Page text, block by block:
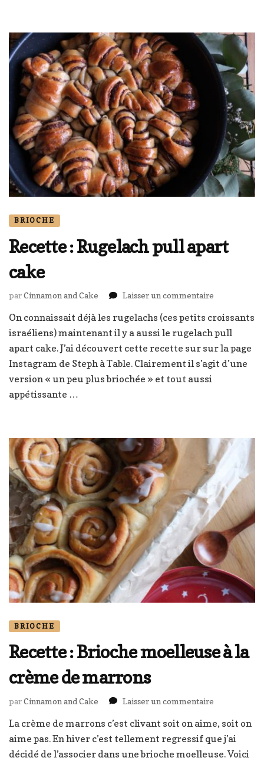
BRIOCHE
Recette : Rugelach pull apart
cake
parCinnamon and Cake Laisser un commentaire
:
Rugelach
pull
apart
cake
On connaissait déjà les rugelachs (ces petits croissants
israéliens) maintenant il y a aussi le rugelach pull
apart cake. J’ai découvert cette recette sur sur la page
Instagram de Steph à Table. Clairement il s’agit d’une
version « un peu plus briochée » et tout aussi
appétissante …
BRIOCHE
Recette : Brioche moelleuse à la
crème de marrons
parCinnamon and Cake Laisser un commentaire
:
Brioche
moelleuse
La crème de marrons c’est clivant soit on aime, soit on
aime pas. En hiver c’est tellement regressif que j’ai
décidé de l’associer dans une brioche moelleuse. Voici